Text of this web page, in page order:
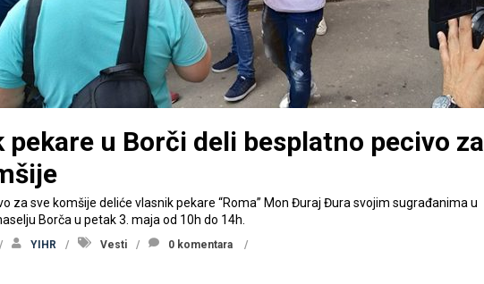
pekare u Borči deli besplatno pecivo za
za sve komšije deliće vlasnik pekare “Roma” Mon Đuraj Đura svojim sugrađanima u
Borča u petak 3. maja od 10h do 14h.
YIHR Vesti 0 komentara